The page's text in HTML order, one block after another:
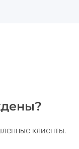
клиенты.